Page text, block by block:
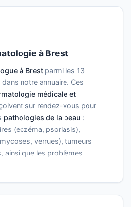
à Brest
à Brest parmi les 13
notre annuaire. Ces
médicale et
sur rendez-vous pour
pathologies de la peau :
(eczéma, psoriasis),
verrues), tumeurs
ainsi que les problèmes